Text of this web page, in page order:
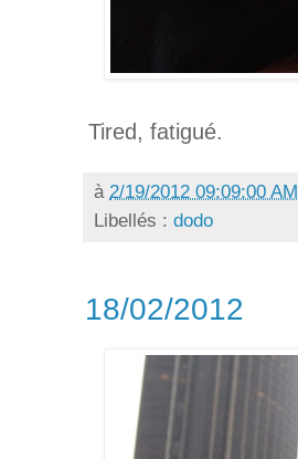
Tired, fatigué.
à 2/19/2012 09:09:00 AM
Libellés : dodo
18/02/2012